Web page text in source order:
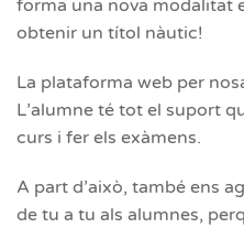
forma una nova modalitat
obtenir un títol nàutic!
La plataforma web per
L’alumne té tot el suport
curs i fer els exàmens.
A part d’això, també ens
de tu a tu als alumnes,